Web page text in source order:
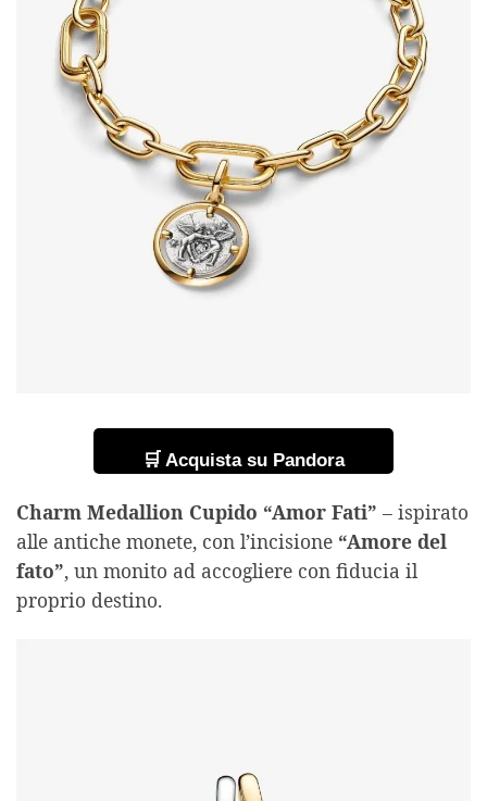
🛒 Acquista su Pandora
Charm Medallion Cupido “Amor Fati” – ispirato
alle antiche monete, con l’incisione “Amore del
fato”, un monito ad accogliere con fiducia il
proprio destino.